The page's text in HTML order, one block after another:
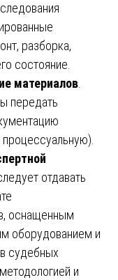
разборка,
состояние.
материалов.
передать
отдавать
оснащенным
оборудованием и
судебных
и